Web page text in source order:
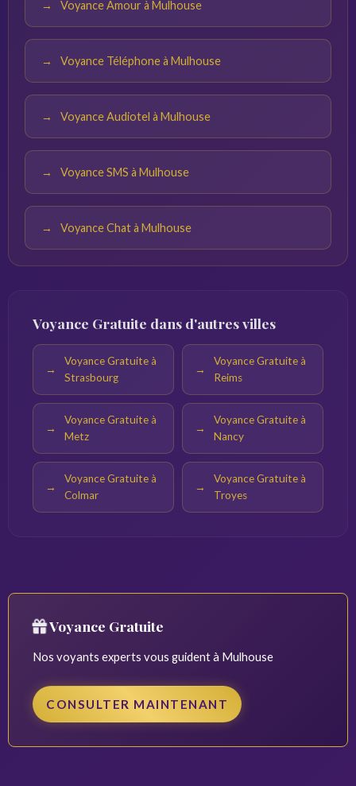
Voyance Amour à Mulhouse
Voyance Téléphone à Mulhouse
Voyance Audiotel à Mulhouse
Voyance SMS à Mulhouse
Voyance Chat à Mulhouse
Voyance Gratuite dans d'autres villes
Voyance Gratuite à
Strasbourg
Voyance Gratuite à
Reims
Voyance Gratuite à
Metz
Voyance Gratuite à
Nancy
Voyance Gratuite à
Colmar
Voyance Gratuite à
Troyes
Voyance Gratuite
Nos voyants experts vous guident à Mulhouse
CONSULTER MAINTENANT